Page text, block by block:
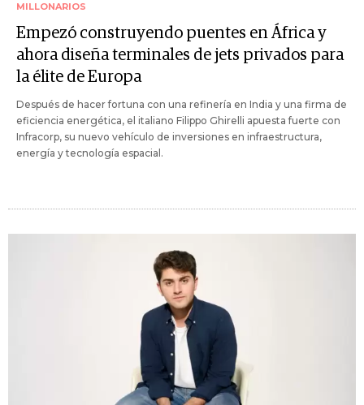
MILLONARIOS
Empezó construyendo puentes en África y
ahora diseña terminales de jets privados para
la élite de Europa
Después de hacer fortuna con una refinería en India y una firma de
eficiencia energética, el italiano Filippo Ghirelli apuesta fuerte con
Infracorp, su nuevo vehículo de inversiones en infraestructura,
energía y tecnología espacial.